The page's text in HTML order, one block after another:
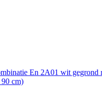
En 2A01 wit gegrond
cm)